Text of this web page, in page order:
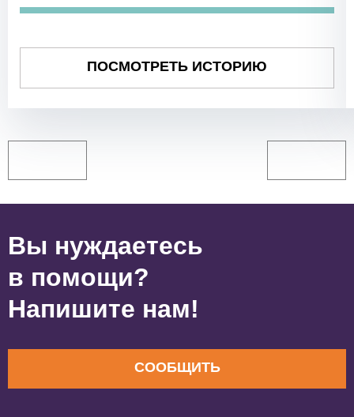
ПОСМОТРЕТЬ ИСТОРИЮ
Вы нуждаетесь
в помощи?
Напишите нам!
СООБЩИТЬ